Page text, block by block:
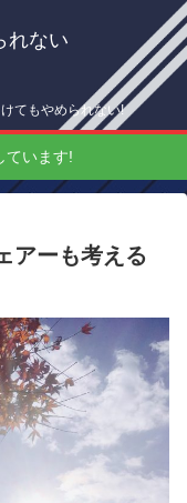
れない
てもやめられない!
ています!
アーも考える